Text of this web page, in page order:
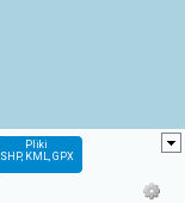
Pliki
SHP, KML, GPX